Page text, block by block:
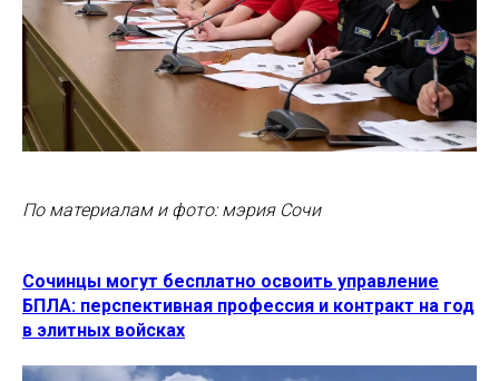
По материалам и фото: мэрия Сочи
Сочинцы могут бесплатно освоить управление
БПЛА: перспективная профессия и контракт на год
в элитных войсках